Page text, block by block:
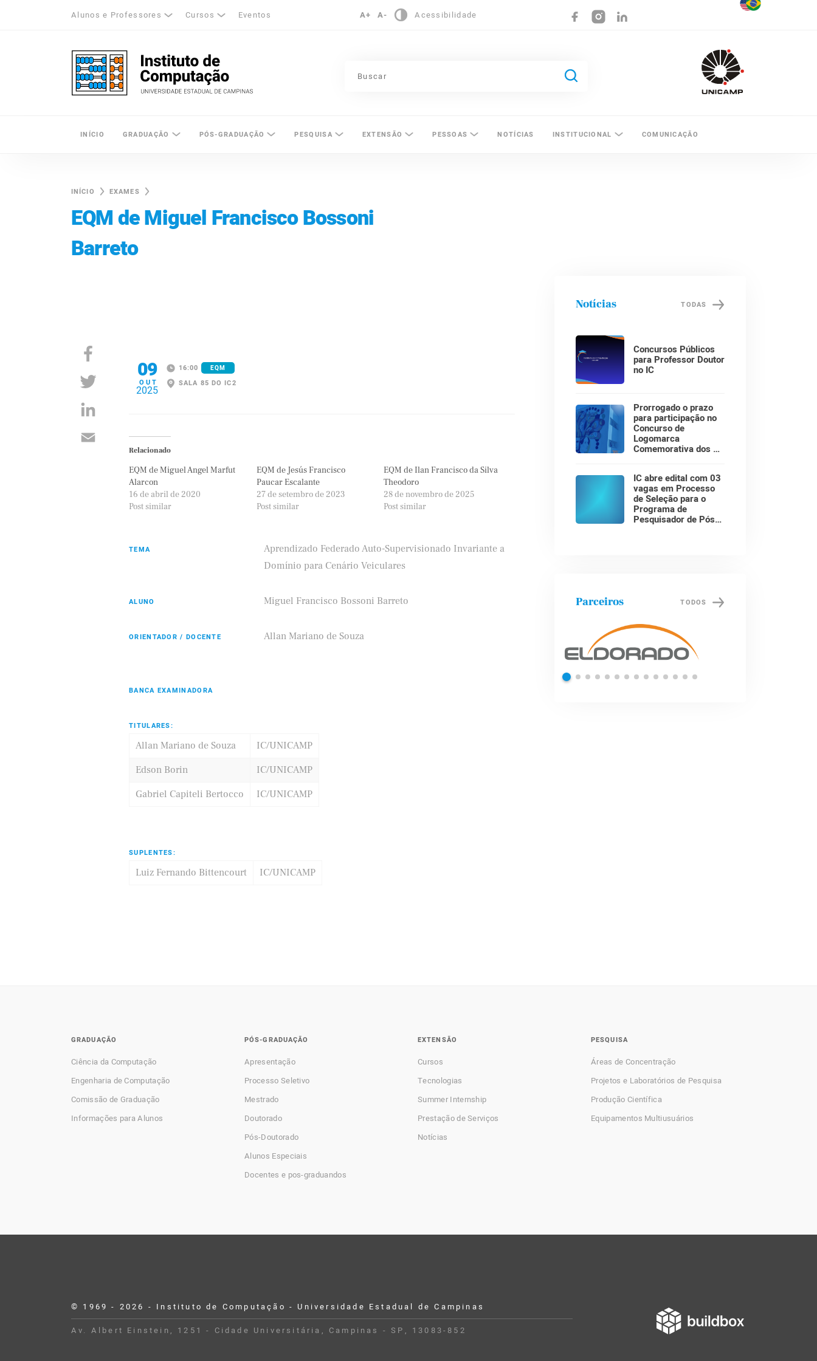
Alunos e Professores Cursos Eventos A+ A- Acessibilidade
Unicamp - Universidade Estadual de Campinas
INÍCIO GRADUAÇÃO PÓS-GRADUAÇÃO PESQUISA EXTENSÃO PESSOAS NOTÍCIAS INSTITUCIONAL COMUNICAÇÃO
INÍCIO EXAMES
EQM de Miguel Francisco Bossoni
Barreto
09
OUT
2025
16:00 EQM
SALA 85 DO IC2
Relacionado
EQM de Miguel Angel Marfut
Alarcon
16 de abril de 2020
Post similar
EQM de Jesús Francisco
Paucar Escalante
27 de setembro de 2023
Post similar
EQM de Ilan Francisco da Silva
Theodoro
28 de novembro de 2025
Post similar
TEMA
Aprendizado Federado Auto-Supervisionado Invariante a
Domínio para Cenário Veiculares
ALUNO Miguel Francisco Bossoni Barreto
ORIENTADOR / DOCENTE Allan Mariano de Souza
BANCA EXAMINADORA
TITULARES:
Allan Mariano de Souza
IC/UNICAMP
Edson Borin
IC/UNICAMP
Gabriel Capiteli Bertocco
IC/UNICAMP
SUPLENTES:
Luiz Fernando Bittencourt IC/UNICAMP
Notícias TODAS
Concursos Públicos
para Professor Doutor
no IC
Prorrogado o prazo
para participação no
Concurso de
Logomarca
Comemorativa dos 30
IC abre edital com 03
vagas em Processo
de Seleção para o
Programa de
Pesquisador de Pós-
Parceiros TODOS
ifood Shell
GRADUAÇÃO
Ciência da Computação
Engenharia de Computação
Comissão de Graduação
Informações para Alunos
PÓS-GRADUAÇÃO
Apresentação
Processo Seletivo
Mestrado
Doutorado
Pós-Doutorado
Alunos Especiais
Docentes e pos-graduandos
EXTENSÃO
Cursos
Tecnologias
Summer Internship
Prestação de Serviços
Notícias
PESQUISA
Áreas de Concentração
Projetos e Laboratórios de Pesquisa
Produção Científica
Equipamentos Multiusuários
© 1969 - 2026 - Instituto de Computação - Universidade Estadual de Campinas
Av. Albert Einstein, 1251 - Cidade Universitária, Campinas - SP, 13083-852
Desenvolvido por Buildbox